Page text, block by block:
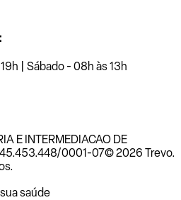
| Sábado - 08h às 13h
E INTERMEDIACAO DE
45.453.448/0001-07© 2026 Trevo.
saúde